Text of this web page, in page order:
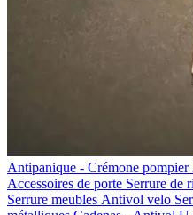
Antipanique - Crémone pompier
Accessoires de porte Serrure de
Serrure meubles Antivol velo